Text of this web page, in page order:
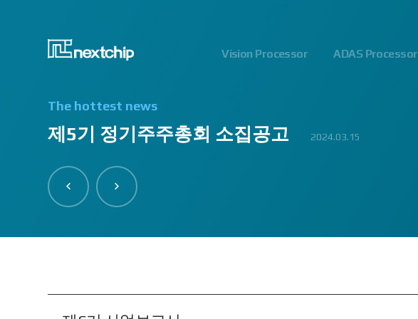
Vision Processor ADAS Processor
The hottest news
제5기 정기주주총회 소집공고 2024.03.15
2023.06.13